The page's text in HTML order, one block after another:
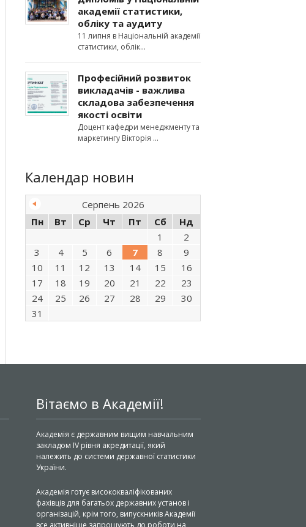
академії статистики,
обліку та аудиту
11 липня в Національній академії
статистики, облік
Професійний розвиток
викладачів - важлива
складова забезпечення
якості освіти
Доцент кафедри менеджменту та
маркетингу Вікторія
Календар новин
Серпень 2026
Пн
Вт Ср Чт Пт Сб
Нд
1
2
3
4 5 6 7 8
9
10
11 12 13 14 15
16
17
18 19 20 21 22
23
24
25 26 27 28 29
30
31
Вітаємо в Академії!
Академія є державним вищим навчальним
закладом IV рівня акредитації, який
належить до системи державної статистики
України.
Академія готує висококваліфікованих
фахівців для багатьох державних установ і
організацій, крім того, випускників Академії
все активніше запрошують до роботи на